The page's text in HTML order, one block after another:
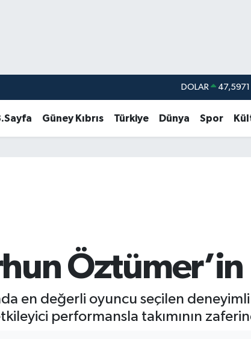
DOLAR 47,5971
Güney Kıbrıs Türkiye Dünya Spor
Öztümer’in
en değerli oyuncu seçilen
performansla takımının